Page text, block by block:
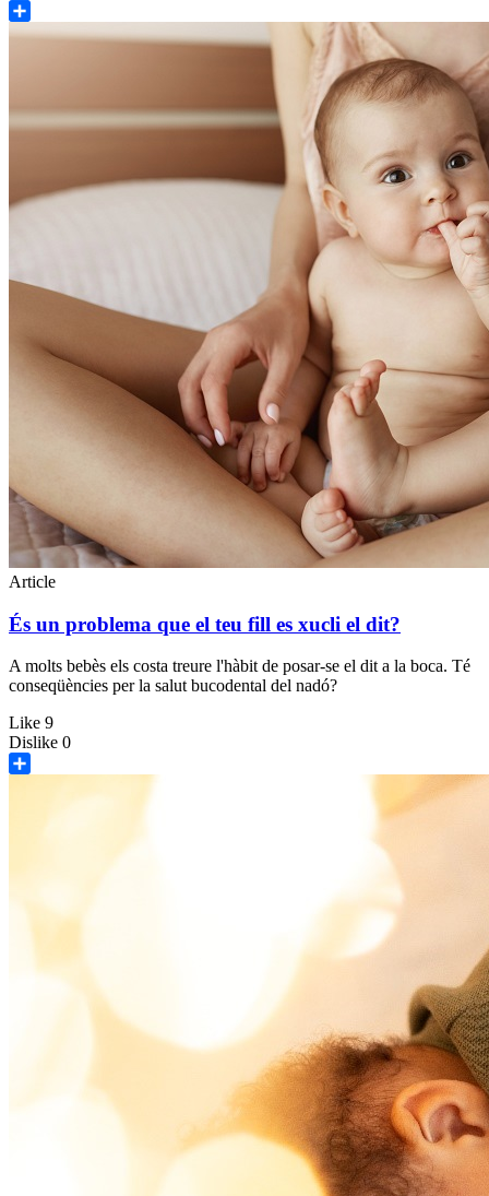
Share
Article
És un problema que el teu fill es xucli el dit?
A molts bebès els costa treure l'hàbit de posar-se el dit a la boca. Té
conseqüències per la salut bucodental del nadó?
Like 9
Dislike 0